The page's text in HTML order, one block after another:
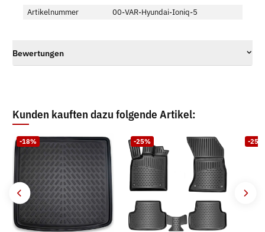
Artikelnummer 00-VAR-Hyundai-Ioniq-5
Bewertungen
Kunden kauften dazu folgende Artikel:
-18% -25% -25%